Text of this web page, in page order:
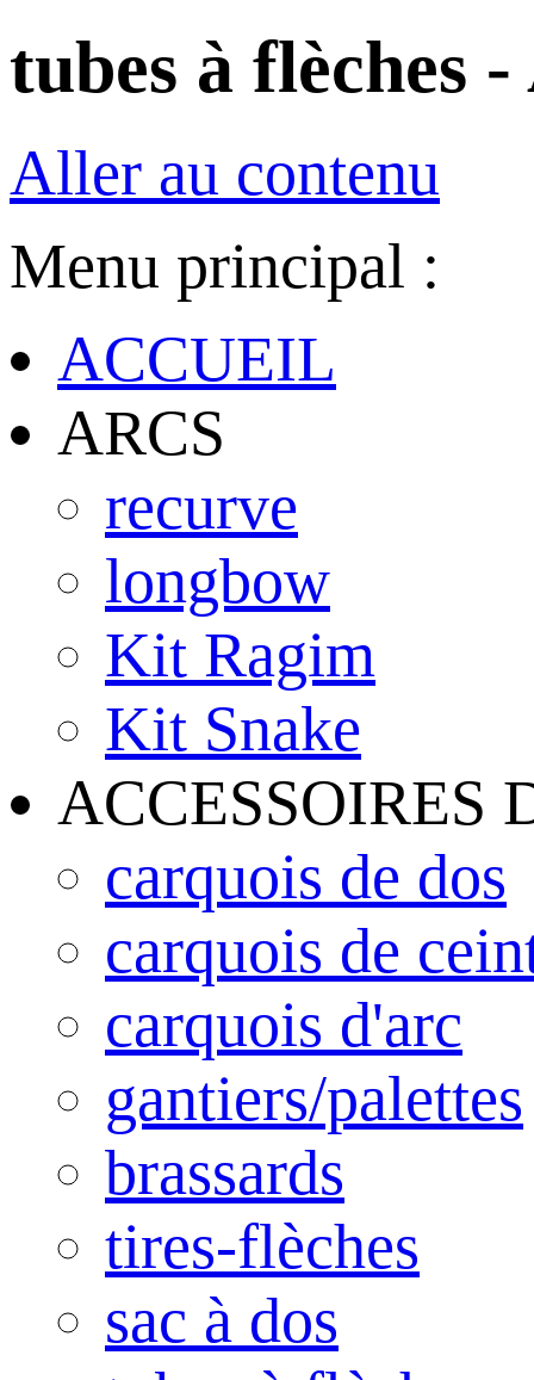
tubes à flèches
Aller au contenu
Menu principal :
ACCUEIL
ARCS
recurve
longbow
Kit Ragim
Kit Snake
ACCESSOIRES
carquois de dos
carquois de
carquois d'arc
gantiers/palettes
brassards
tires-flèches
sac à dos